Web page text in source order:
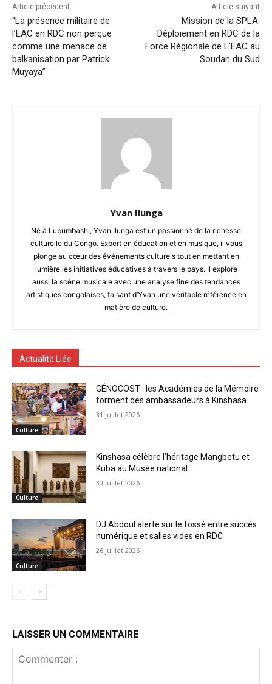
Article précédent
“La présence militaire de
l’EAC en RDC non perçue
comme une menace de
balkanisation par Patrick
Muyaya”
Article suivant
Mission de la SPLA:
Déploiement en RDC de la
Force Régionale de L’EAC au
Soudan du Sud
Yvan Ilunga
Né à Lubumbashi, Yvan Ilunga est un passionné de la richesse
culturelle du Congo. Expert en éducation et en musique, il vous
plonge au cœur des événements culturels tout en mettant en
lumière les initiatives éducatives à travers le pays. Il explore
aussi la scène musicale avec une analyse fine des tendances
artistiques congolaises, faisant d’Yvan une véritable référence en
matière de culture.
Actualité Liée
Culture
GÉNOCOST : les Académies de la Mémoire
forment des ambassadeurs à Kinshasa
31 juillet 2026
Culture
Kinshasa célèbre l’héritage Mangbetu et
Kuba au Musée national
30 juillet 2026
Culture
DJ Abdoul alerte sur le fossé entre succès
numérique et salles vides en RDC
26 juillet 2026
LAISSER UN COMMENTAIRE